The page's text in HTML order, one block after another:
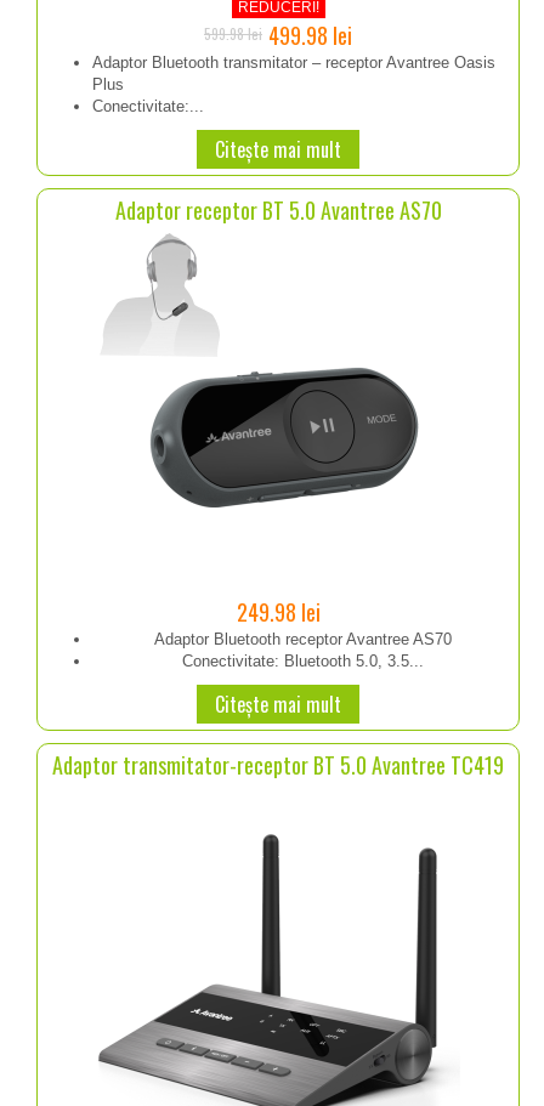
REDUCERI!
Prețul
inițial
fost:
599.98 lei.
499.98 lei
curent
499.98 lei.
599.98lei
Adaptor Bluetooth transmitator – receptor Avantree Oasis
Plus
Conectivitate:...
Citește mai mult
Adaptor receptor BT 5.0 Avantree AS70
249.98 lei
Adaptor Bluetooth receptor Avantree AS70
Conectivitate: Bluetooth 5.0, 3.5...
Citește mai mult
Adaptor transmitator-receptor BT 5.0 Avantree TC419